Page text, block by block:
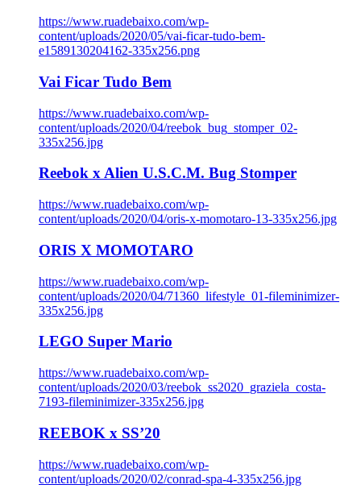
https://www.ruadebaixo.com/wp-
content/uploads/2020/05/vai-ficar-tudo-bem-
e1589130204162-335x256.png
Vai Ficar Tudo Bem
https://www.ruadebaixo.com/wp-
content/uploads/2020/04/reebok_bug_stomper_02-
335x256.jpg
Reebok x Alien U.S.C.M. Bug Stomper
https://www.ruadebaixo.com/wp-
content/uploads/2020/04/oris-x-momotaro-13-335x256.jpg
ORIS X MOMOTARO
https://www.ruadebaixo.com/wp-
content/uploads/2020/04/71360_lifestyle_01-fileminimizer-
335x256.jpg
LEGO Super Mario
https://www.ruadebaixo.com/wp-
content/uploads/2020/03/reebok_ss2020_graziela_costa-
7193-fileminimizer-335x256.jpg
REEBOK x SS’20
https://www.ruadebaixo.com/wp-
content/uploads/2020/02/conrad-spa-4-335x256.jpg